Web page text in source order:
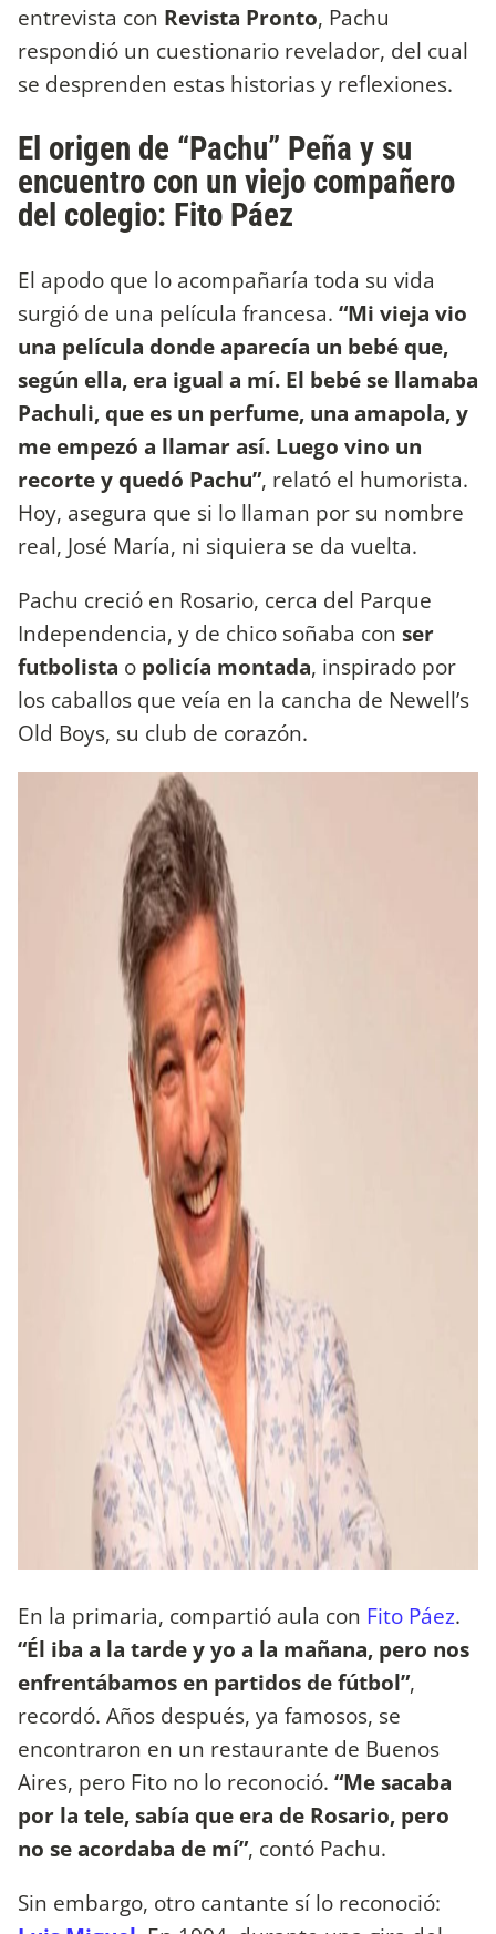
entrevista con Revista Pronto, Pachu
respondió un cuestionario revelador, del cual
se desprenden estas historias y reflexiones.
El origen de “Pachu” Peña y su
encuentro con un viejo compañero
del colegio: Fito Páez
El apodo que lo acompañaría toda su vida
surgió de una película francesa. “Mi vieja vio
una película donde aparecía un bebé que,
según ella, era igual a mí. El bebé se llamaba
Pachuli, que es un perfume, una amapola, y
me empezó a llamar así. Luego vino un
recorte y quedó Pachu”, relató el humorista.
Hoy, asegura que si lo llaman por su nombre
real, José María, ni siquiera se da vuelta.
Pachu creció en Rosario, cerca del Parque
Independencia, y de chico soñaba con ser
futbolista o policía montada, inspirado por
los caballos que veía en la cancha de Newell’s
Old Boys, su club de corazón.
En la primaria, compartió aula con Fito Páez.
“Él iba a la tarde y yo a la mañana, pero nos
enfrentábamos en partidos de fútbol”,
recordó. Años después, ya famosos, se
encontraron en un restaurante de Buenos
Aires, pero Fito no lo reconoció. “Me sacaba
por la tele, sabía que era de Rosario, pero
no se acordaba de mí”, contó Pachu.
Sin embargo, otro cantante sí lo reconoció: